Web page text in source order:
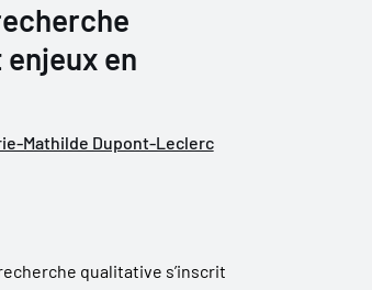
en
Mathilde Dupont-Leclerc
qualitative s’inscrit